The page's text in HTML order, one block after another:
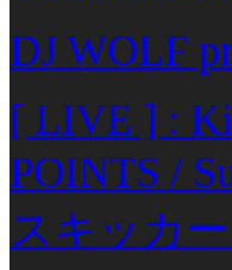
DJ WOLF
[ LIVE ] :
POINTS /
スキッカ